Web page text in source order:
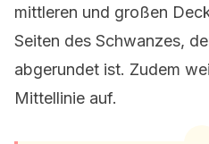
mittleren und großen
Seiten des Schwanzes,
abgerundet ist. Zudem
Mittellinie auf.